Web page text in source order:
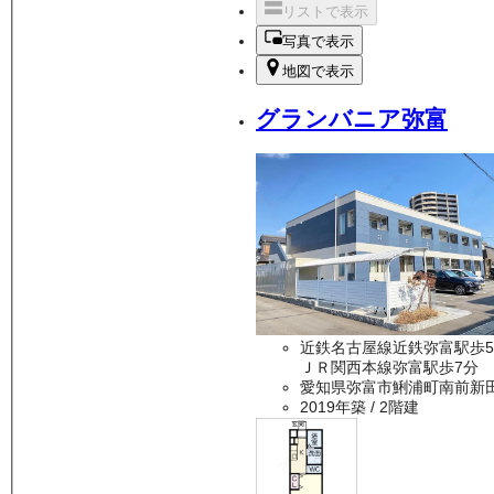
リストで表示
写真で表示
地図で表示
グランバニア弥富
近鉄名古屋線近鉄弥富駅歩
ＪＲ関西本線弥富駅歩7分
愛知県弥富市鯏浦町南前新
2019年築 / 2階建